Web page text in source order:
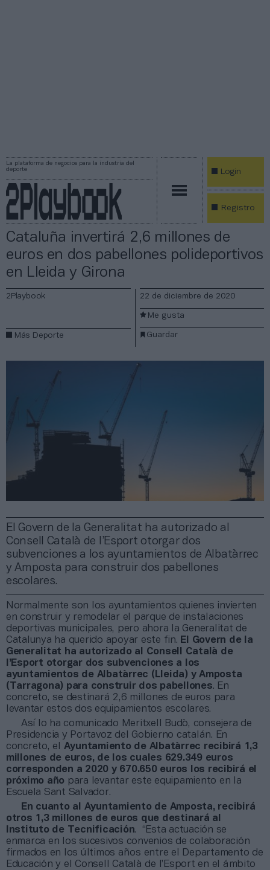
La plataforma de negocios para la industria del
deporte
Login
Registro
Cataluña invertirá 2,6 millones de
euros en dos pabellones polideportivos
en Lleida y Girona
El Govern de la Generalitat ha autorizado al
Consell Català de l’Esport otorgar dos
subvenciones a los ayuntamientos de Albatàrrec
y Amposta para construir dos pabellones
escolares.
2Playbook
Más Deporte
22 de diciembre de 2020
Guardar
Me gusta
Normalmente son los ayuntamientos quienes invierten
en construir y remodelar el parque de instalaciones
deportivas municipales, pero ahora la Generalitat de
Catalunya ha querido apoyar este fin. El Govern de la
Generalitat ha autorizado al Consell Català de
l’Esport otorgar dos subvenciones a los
ayuntamientos de Albatàrrec (Lleida) y Amposta
(Tarragona) para construir dos pabellones. En
concreto, se destinará 2,6 millones de euros para
levantar estos dos equipamientos escolares.
Así lo ha comunicado Meritxell Budò, consejera de
Presidencia y Portavoz del Gobierno catalán. En
concreto, el Ayuntamiento de Albatàrrec recibirá 1,3
millones de euros, de los cuales 629.349 euros
corresponden a 2020 y 670.650 euros los recibirá el
próximo año para levantar este equipamiento en la
Escuela Sant Salvador.
En cuanto al Ayuntamiento de Amposta, recibirá
otros 1,3 millones de euros que destinará al
Instituto de Tecnificación. “Esta actuación se
enmarca en los sucesivos convenios de colaboración
firmados en los últimos años entre el Departamento de
Educación y el Consell Català de l’Esport en el ámbito